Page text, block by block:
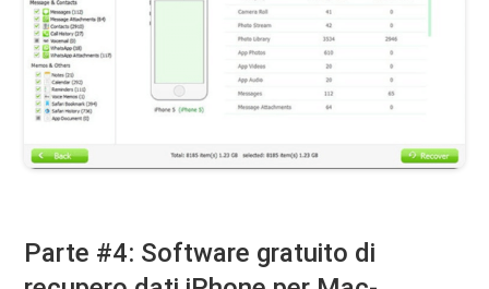
Parte #4: Software gratuito di